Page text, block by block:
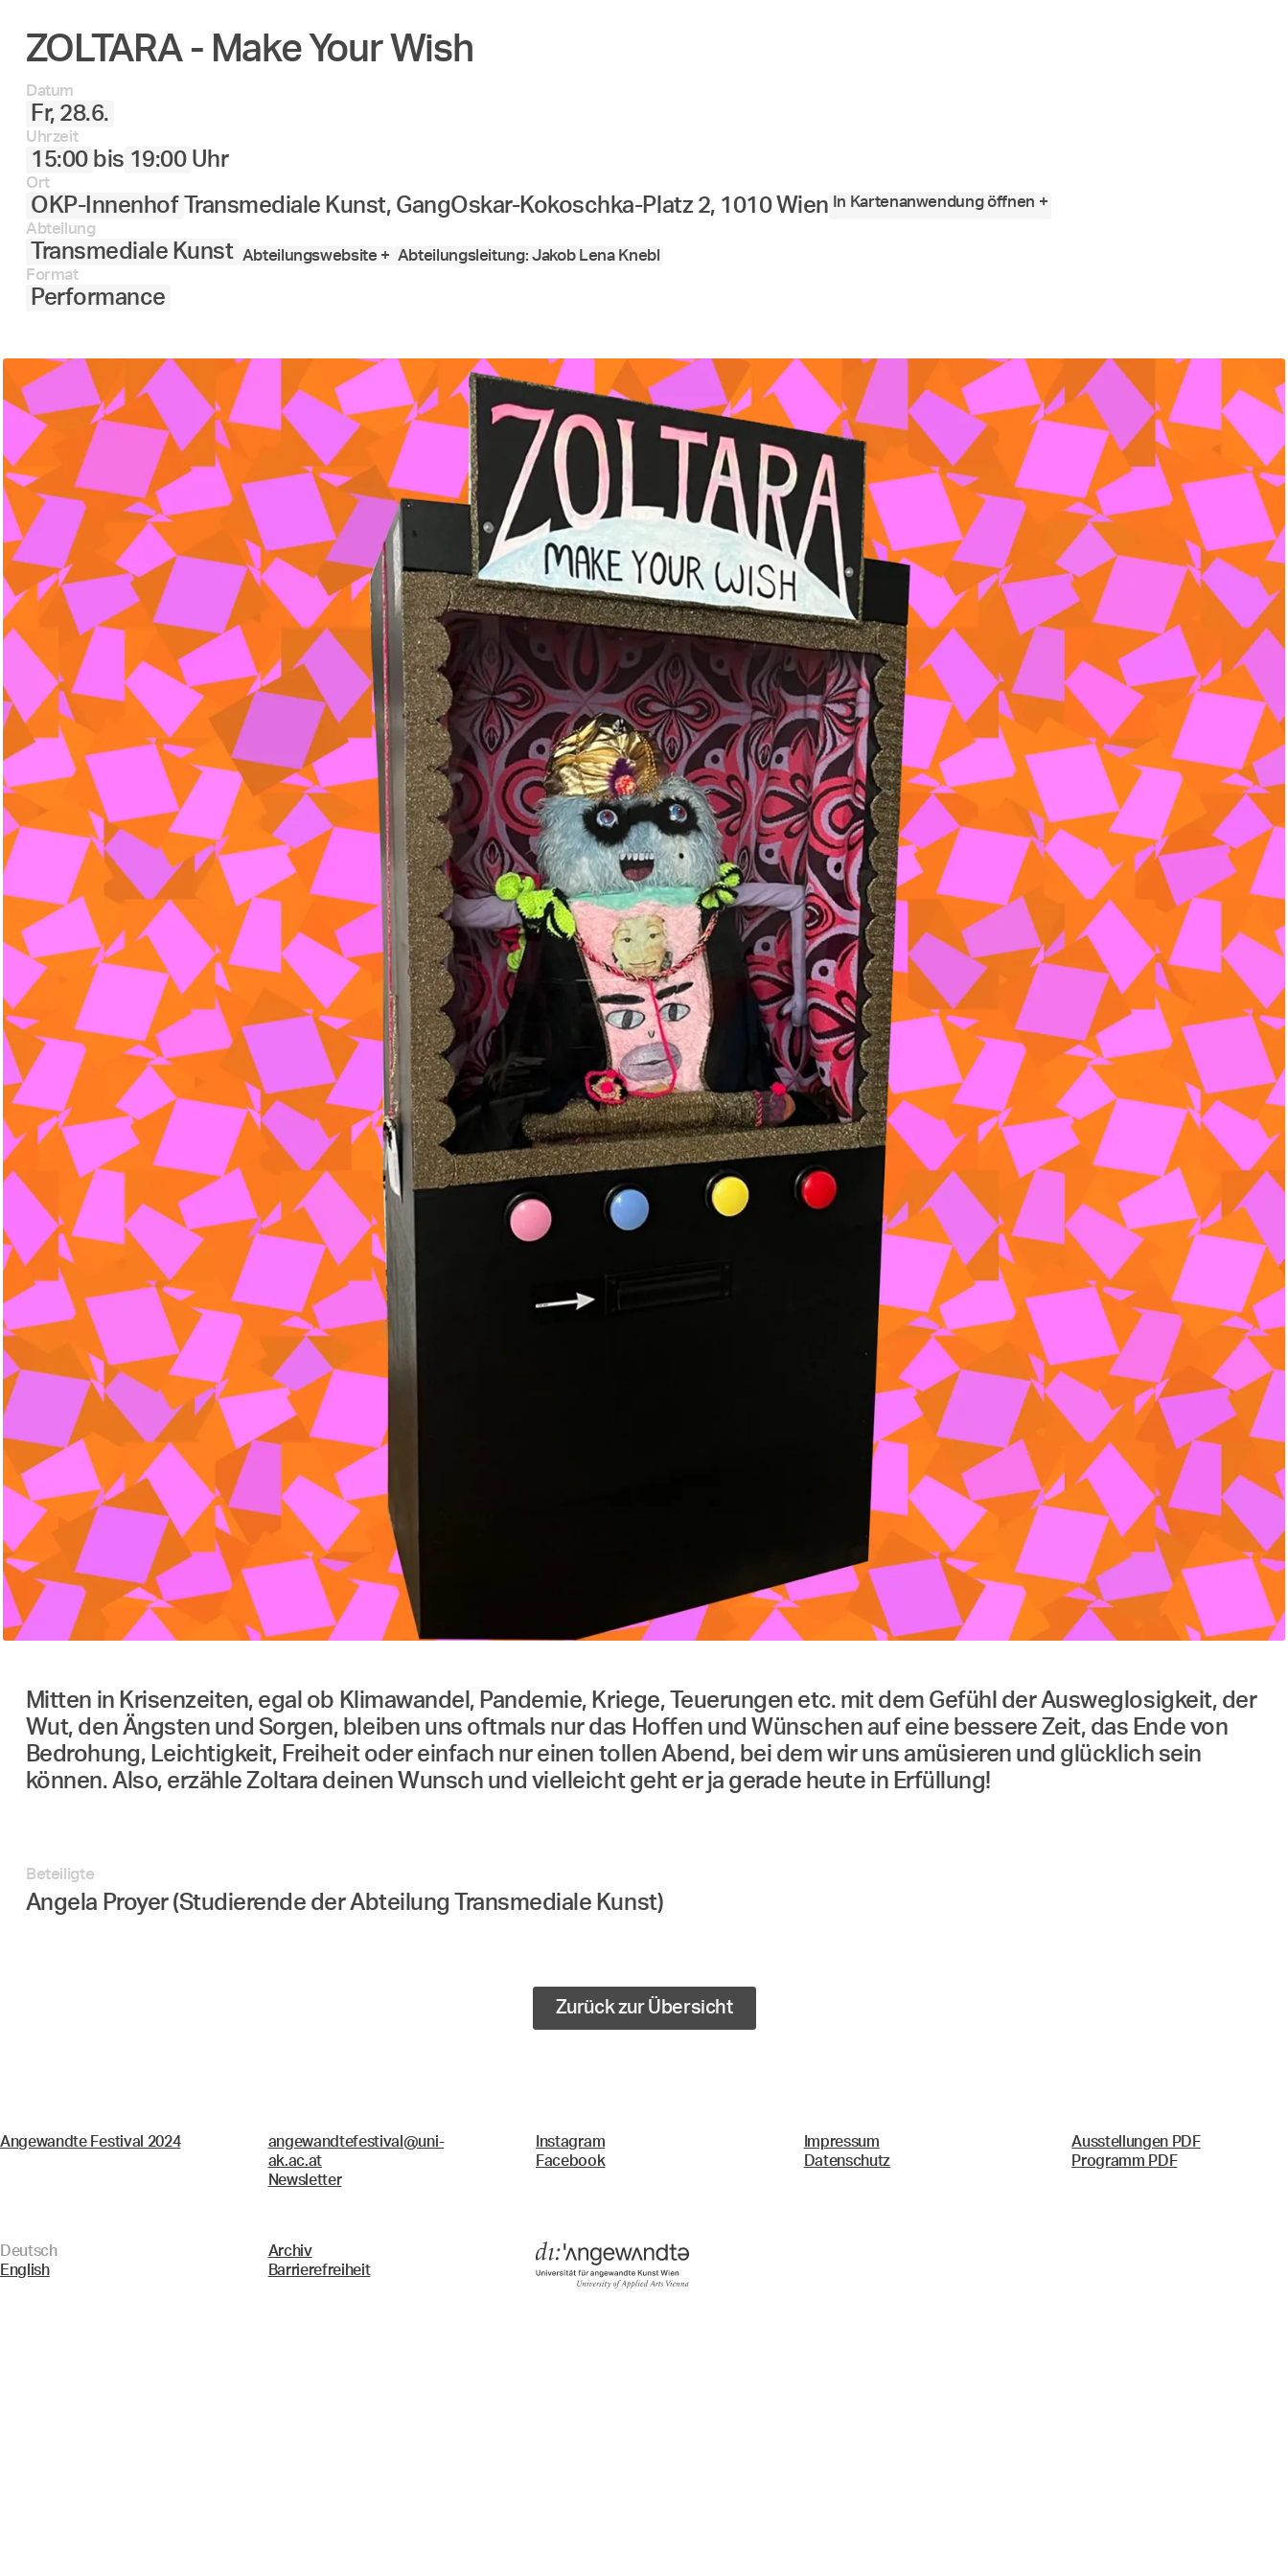
ZOLTARA - Make Your Wish
Datum
Fr, 28.6.
Uhrzeit
15:00 bis 19:00 Uhr
Ort
OKP-Innenhof Transmediale Kunst, GangOskar-Kokoschka-Platz 2, 1010 Wien In Kartenanwendung öffnen +
Abteilung
Transmediale Kunst Abteilungswebsite + Abteilungsleitung: Jakob Lena Knebl
Format
Performance
Mitten in Krisenzeiten, egal ob Klimawandel, Pandemie, Kriege, Teuerungen etc. mit dem Gefühl der Ausweglosigkeit, der
Wut, den Ängsten und Sorgen, bleiben uns oftmals nur das Hoffen und Wünschen auf eine bessere Zeit, das Ende von
Bedrohung, Leichtigkeit, Freiheit oder einfach nur einen tollen Abend, bei dem wir uns amüsieren und glücklich sein
können. Also, erzähle Zoltara deinen Wunsch und vielleicht geht er ja gerade heute in Erfüllung!
Beteiligte
Angela Proyer (Studierende der Abteilung Transmediale Kunst)
Zurück zur Übersicht
Angewandte Festival 2024
angewandtefestival@uni-
ak.ac.at
Newsletter
Instagram
Facebook
Impressum
Datenschutz
Ausstellungen PDF
Programm PDF
Deutsch
English
Archiv
Barrierefreiheit